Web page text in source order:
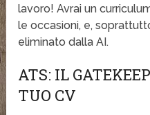
lavoro! Avrai un
le occasioni, e,
eliminato dalla AI.
ATS: IL
TUO CV